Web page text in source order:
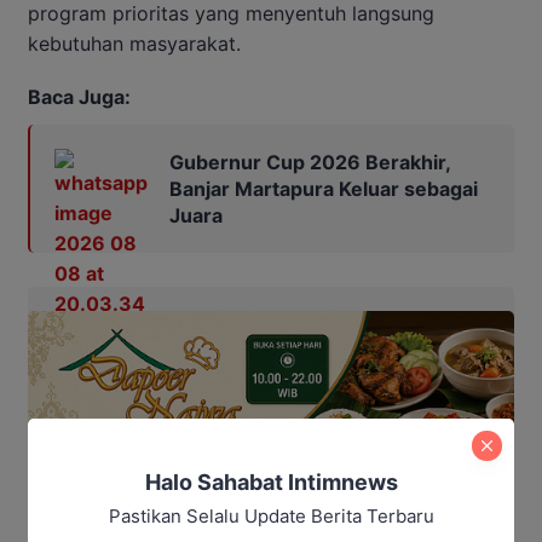
program prioritas yang menyentuh langsung
kebutuhan masyarakat.
Baca Juga:
Gubernur Cup 2026 Berakhir,
Banjar Martapura Keluar sebagai
Juara
Halo Sahabat Intimnews
Pastikan Selalu Update Berita Terbaru